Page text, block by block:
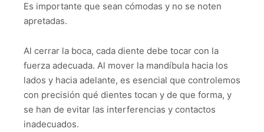
Es importante que sean cómodas y no se noten
apretadas.
Al cerrar la boca, cada diente debe tocar con la
fuerza adecuada. Al mover la mandíbula hacia los
lados y hacia adelante, es esencial que controlemos
con precisión qué dientes tocan y de que forma, y
se han de evitar las interferencias y contactos
inadecuados.